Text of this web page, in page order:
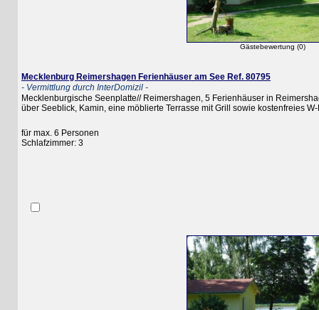
Gästebewertung (0)
Mecklenburg Reimershagen Ferienhäuser am See Ref. 80795
- Vermittlung durch InterDomizil -
Mecklenburgische Seenplatte// Reimershagen, 5 Ferienhäuser in
über Seeblick, Kamin, eine möblierte Terrasse mit Grill sowie kostenfreies W-LAN
für max. 6 Personen
Schlafzimmer: 3